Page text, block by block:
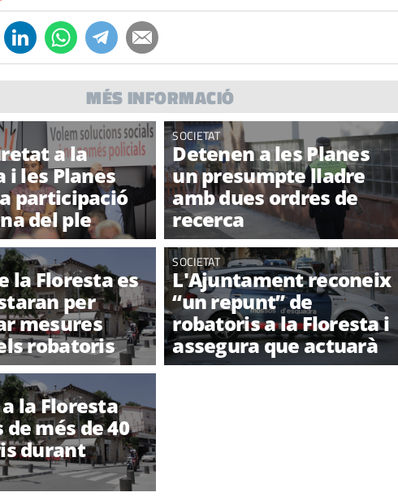
MÉS INFORMACIÓ
a la
i les Planes
participació
del ple
SOCIETAT
Detenen a les Planes
un presumpte lladre
amb dues ordres de
recerca
la Floresta es
per
mesures
robatoris
SOCIETAT
L'Ajuntament reconeix
“un repunt” de
robatoris a la Floresta i
assegura que actuarà
la Floresta
de més de 40
durant